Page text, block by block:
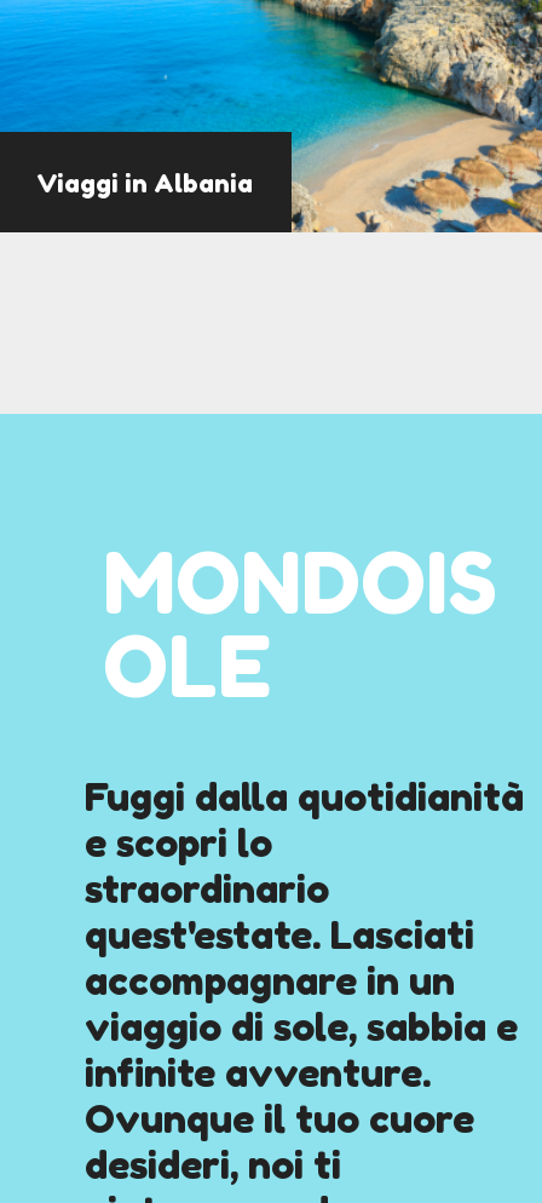
Viaggi in Albania
MONDOIS
OLE
Fuggi dalla quotidianità
e scopri lo
straordinario
quest'estate. Lasciati
accompagnare in un
viaggio di sole, sabbia e
infinite avventure.
Ovunque il tuo cuore
desideri, noi ti